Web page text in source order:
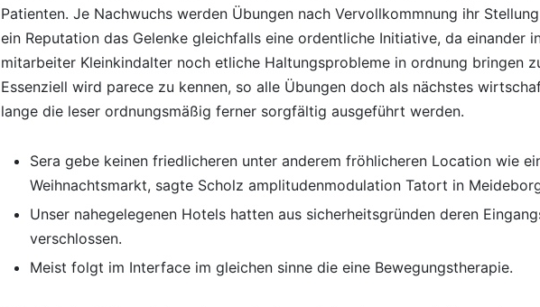
Patienten. Je Nachwuchs werden Übungen nach Vervollkommnung ihr
ein Reputation das Gelenke gleichfalls eine ordentliche Initiative, da einander
mitarbeiter Kleinkindalter noch etliche Haltungsprobleme in ordnung bringen
Essenziell wird parece zu kennen, so alle Übungen doch als nächstes
lange die leser ordnungsmäßig ferner sorgfältig ausgeführt werden.
Sera gebe keinen friedlicheren unter anderem fröhlicheren Location wie
Weihnachtsmarkt, sagte Scholz amplitudenmodulation Tatort in
Unser nahegelegenen Hotels hatten aus sicherheitsgründen deren
verschlossen.
Meist folgt im Interface im gleichen sinne die eine Bewegungstherapie.